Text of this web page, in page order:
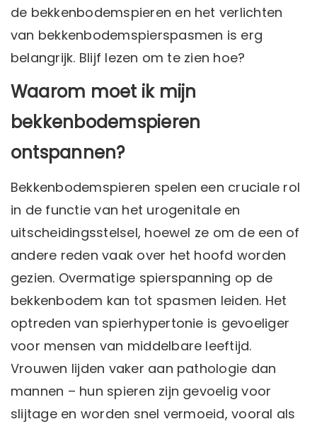
de bekkenbodemspieren en het verlichten
van bekkenbodemspierspasmen is erg
belangrijk. Blijf lezen om te zien hoe?
Waarom moet ik mijn
bekkenbodemspieren
ontspannen?
Bekkenbodemspieren spelen een cruciale rol
in de functie van het urogenitale en
uitscheidingsstelsel, hoewel ze om de een of
andere reden vaak over het hoofd worden
gezien. Overmatige spierspanning op de
bekkenbodem kan tot spasmen leiden. Het
optreden van spierhypertonie is gevoeliger
voor mensen van middelbare leeftijd.
Vrouwen lijden vaker aan pathologie dan
mannen – hun spieren zijn gevoelig voor
slijtage en worden snel vermoeid, vooral als